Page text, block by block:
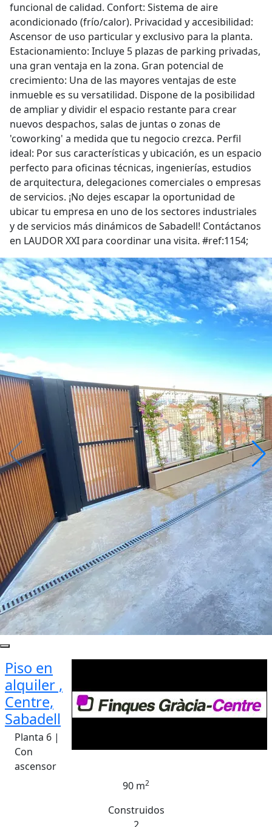
funcional de calidad. Confort: Sistema de aire
acondicionado (frío/calor). Privacidad y accesibilidad:
Ascensor de uso particular y exclusivo para la planta.
Estacionamiento: Incluye 5 plazas de parking privadas,
una gran ventaja en la zona. Gran potencial de
crecimiento: Una de las mayores ventajas de este
inmueble es su versatilidad. Dispone de la posibilidad
de ampliar y dividir el espacio restante para crear
nuevos despachos, salas de juntas o zonas de
'coworking' a medida que tu negocio crezca. Perfil
ideal: Por sus características y ubicación, es un espacio
perfecto para oficinas técnicas, ingenierías, estudios
de arquitectura, delegaciones comerciales o empresas
de servicios. ¡No dejes escapar la oportunidad de
ubicar tu empresa en uno de los sectores industriales
y de servicios más dinámicos de Sabadell! Contáctanos
en LAUDOR XXI para coordinar una visita. #ref:1154;
Piso en
alquiler ,
Centre,
Sabadell
Planta 6 |
Con
ascensor
90 m2
Construidos